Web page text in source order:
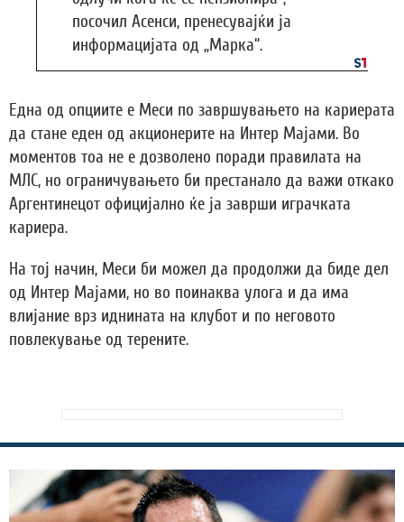
посочил Асенси, пренесувајќи ја
информацијата од „Марка“.
Една од опциите е Меси по завршувањето на кариерата
да стане еден од акционерите на Интер Мајами. Во
моментов тоа не е дозволено поради правилата на
МЛС, но ограничувањето би престанало да важи откако
Аргентинецот официјално ќе ја заврши играчката
кариера.
На тој начин, Меси би можел да продолжи да биде дел
од Интер Мајами, но во поинаква улога и да има
влијание врз иднината на клубот и по неговото
повлекување од терените.